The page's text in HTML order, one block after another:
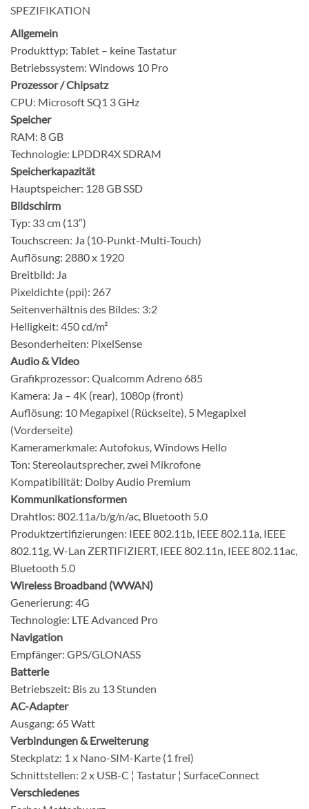
SPEZIFIKATION
Allgemein
Produkttyp: Tablet – keine Tastatur
Betriebssystem: Windows 10 Pro
Prozessor / Chipsatz
CPU: Microsoft SQ1 3 GHz
Speicher
RAM: 8 GB
Technologie: LPDDR4X SDRAM
Speicherkapazität
Hauptspeicher: 128 GB SSD
Bildschirm
Typ: 33 cm (13″)
Touchscreen: Ja (10-Punkt-Multi-Touch)
Auflösung: 2880 x 1920
Breitbild: Ja
Pixeldichte (ppi): 267
Seitenverhältnis des Bildes: 3:2
Helligkeit: 450 cd/m²
Besonderheiten: PixelSense
Audio & Video
Grafikprozessor: Qualcomm Adreno 685
Kamera: Ja – 4K (rear), 1080p (front)
Auflösung: 10 Megapixel (Rückseite), 5 Megapixel
(Vorderseite)
Kameramerkmale: Autofokus, Windows Hello
Ton: Stereolautsprecher, zwei Mikrofone
Kompatibilität: Dolby Audio Premium
Kommunikationsformen
Drahtlos: 802.11a/b/g/n/ac, Bluetooth 5.0
Produktzertifizierungen: IEEE 802.11b, IEEE 802.11a, IEEE
802.11g, W-Lan ZERTIFIZIERT, IEEE 802.11n, IEEE 802.11ac,
Bluetooth 5.0
Wireless Broadband (WWAN)
Generierung: 4G
Technologie: LTE Advanced Pro
Navigation
Empfänger: GPS/GLONASS
Batterie
Betriebszeit: Bis zu 13 Stunden
AC-Adapter
Ausgang: 65 Watt
Verbindungen & Erweiterung
Steckplatz: 1 x Nano-SIM-Karte (1 frei)
Schnittstellen: 2 x USB-C ¦ Tastatur ¦ SurfaceConnect
Verschiedenes